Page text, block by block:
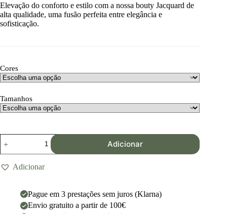
Elevação do conforto e estilo com a nossa bouty Jacquard de
alta qualidade, uma fusão perfeita entre elegância e
sofisticação.
Cores
Tamanhos
Adicionar
Adicionar
Pague em 3 prestações sem juros (Klarna)
Envio gratuito a partir de 100€